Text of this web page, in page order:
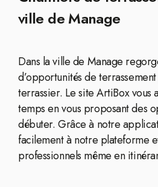
ville de Manage
Dans la ville de Manage
d’opportunités de
terrassier. Le site ArtiBox
temps en vous proposant des
débuter. Grâce à notre
facilement à notre plateforme
professionnels même en